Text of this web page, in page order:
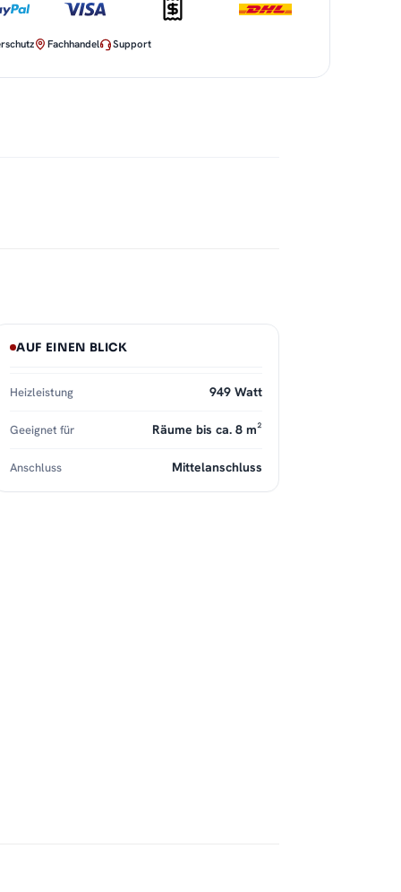
Fachhandel Support
AUF EINEN BLICK
Heizleistung 949 Watt
Geeignet für Räume bis ca. 8 m²
Anschluss Mittelanschluss